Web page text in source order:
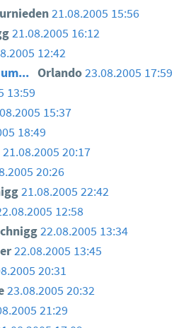
21.08.2005 15:56
21.08.2005 16:12
12:42
Orlando23.08.2005 17:59
13:59
15:37
18:49
21.08.2005 20:17
20:26
21.08.2005 22:42
12:58
22.08.2005 13:34
22.08.2005 13:45
20:31
23.08.2005 20:32
21:29